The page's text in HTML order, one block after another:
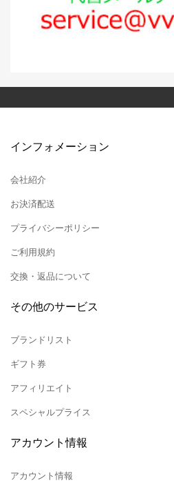
インフォメーション
会社紹介
お決済配送
プライバシーポリシー
ご利用規約
交換・返品について
その他のサービス
ブランドリスト
ギフト券
アフィリエイト
スペシャルプライス
アカウント情報
アカウント情報